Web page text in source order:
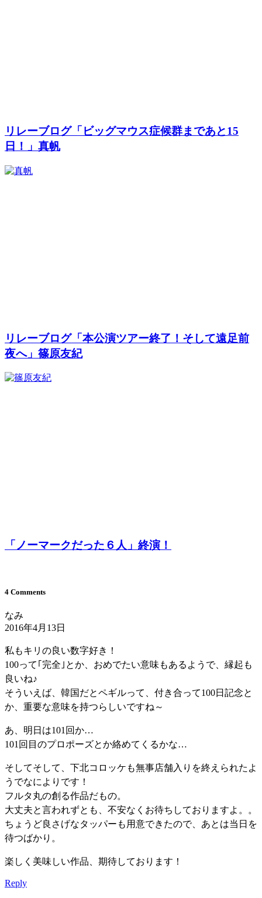
リレーブログ「ビッグマウス症候群まであと15
日！」真帆
リレーブログ「本公演ツアー終了！そして遠足前
夜へ」篠原友紀
「ノーマークだった６人」終演！
4 Comments
なみ
2016年4月13日
私もキリの良い数字好き！
100って｢完全｣とか、おめでたい意味もあるようで、縁起も
良いね♪
そういえば、韓国だとペギルって、付き合って100日記念と
か、重要な意味を持つらしいですね～
あ、明日は101回か…
101回目のプロポーズとか絡めてくるかな…
そしてそして、下北コロッケも無事店舗入りを終えられたよ
うでなによりです！
フルタ丸の創る作品だもの。
大丈夫と言われずとも、不安なくお待ちしておりますよ。。
ちょうど良さげなタッパーも用意できたので、あとは当日を
待つばかり。
楽しく美味しい作品、期待しております！
Reply